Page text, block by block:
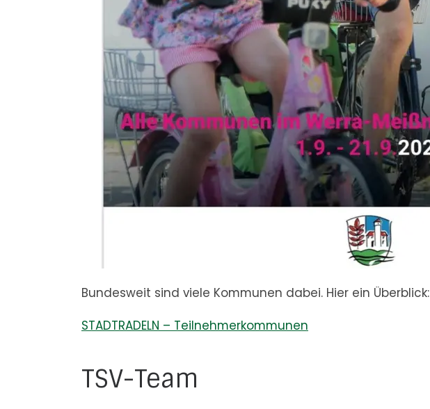
Bundesweit sind viele Kommunen dabei. Hier ein Überblick:
STADTRADELN – Teilnehmerkommunen
TSV-Team